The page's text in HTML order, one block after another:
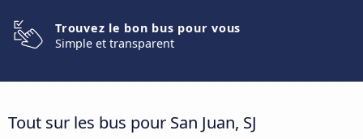
Trouvez le bon bus pour vous
Simple et transparent
Tout sur les bus pour San Juan, SJ